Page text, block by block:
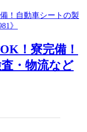
！寮完備！
・物流など